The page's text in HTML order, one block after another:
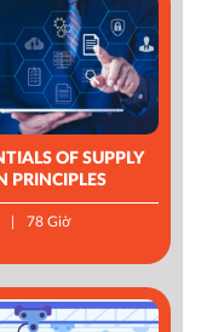
OF SUPPLY
PRINCIPLES
78 Giờ